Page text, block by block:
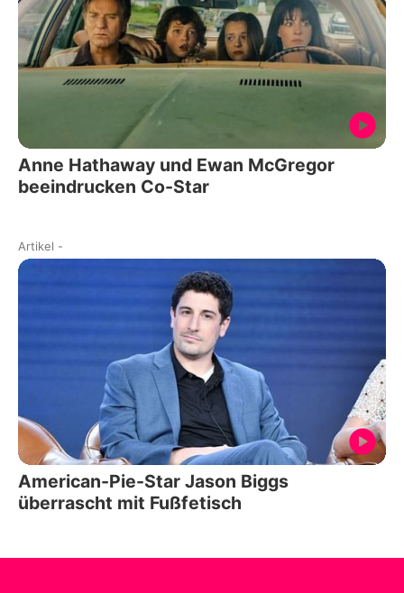
Anne Hathaway und Ewan McGregor
beeindrucken Co-Star
Artikel -
American-Pie-Star Jason Biggs
überrascht mit Fußfetisch